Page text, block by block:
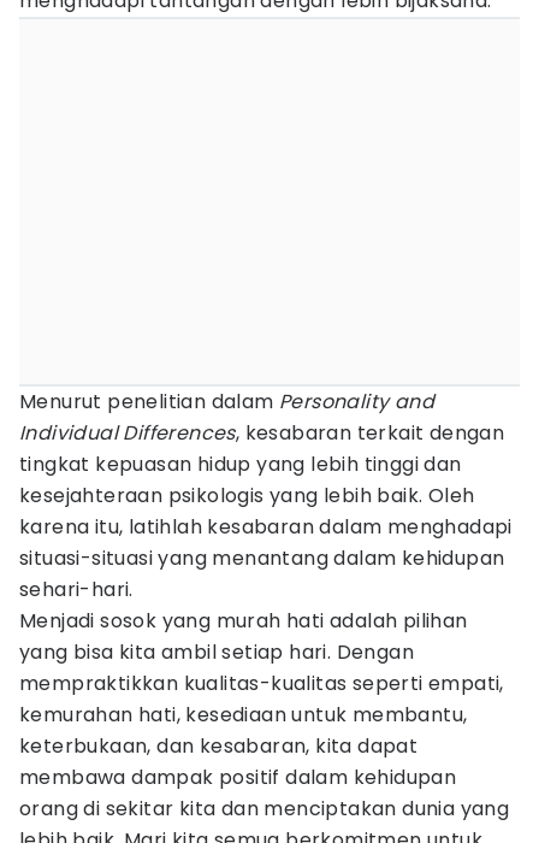
Menurut penelitian dalam Personality and
Individual Differences, kesabaran terkait dengan
tingkat kepuasan hidup yang lebih tinggi dan
kesejahteraan psikologis yang lebih baik. Oleh
karena itu, latihlah kesabaran dalam menghadapi
situasi-situasi yang menantang dalam kehidupan
sehari-hari.
Menjadi sosok yang murah hati adalah pilihan
yang bisa kita ambil setiap hari. Dengan
mempraktikkan kualitas-kualitas seperti empati,
kemurahan hati, kesediaan untuk membantu,
keterbukaan, dan kesabaran, kita dapat
membawa dampak positif dalam kehidupan
orang di sekitar kita dan menciptakan dunia yang